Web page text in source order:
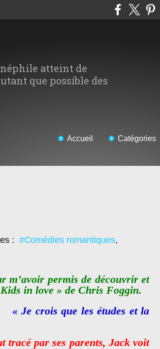
atteint de
que possible des
Accueil Catégories
: #Comédies romantiques,
m’avoir permis de découvrir et
in love » de Chris Foggin.
« Je crois que les études et la
tracé par ses parents, Jack voit